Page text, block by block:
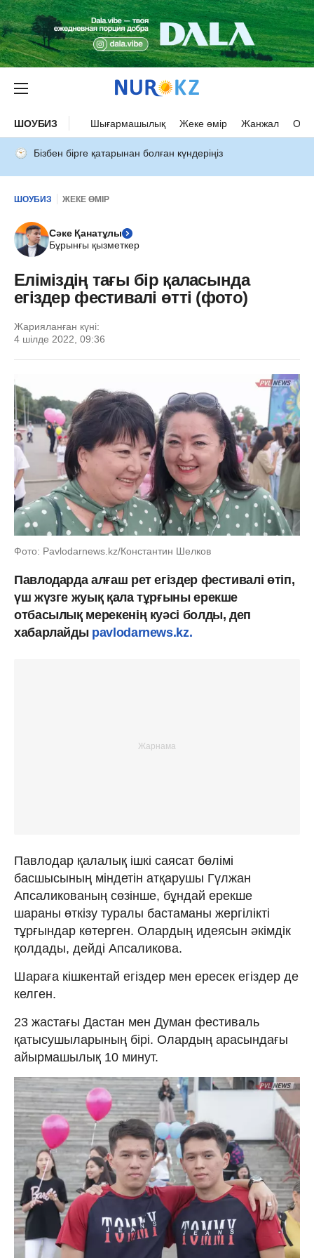
ШОУБИЗ Шығармашылық Жеке өмір Жанжал
Бізбен бірге қатарынан болған күндеріңіз
ШОУБИЗ ЖЕКЕ ӨМІР
Сәке Қанатұлы
Бұрынғы қызметкер
Еліміздің тағы бір қаласында
егіздер фестивалі өтті (фото)
Жарияланған күні:
4 шілде 2022, 09:36
Фото: Pavlodarnews.kz/Константин Шелков
Павлодарда алғаш рет егіздер фестивалі өтіп,
үш жүзге жуық қала тұрғыны ерекше
отбасылық мерекенің куәсі болды, деп
хабарлайды pavlodarnews.kz.
Павлодар қалалық ішкі саясат бөлімі
басшысының міндетін атқарушы Гүлжан
Апсаликованың сөзінше, бұндай ерекше
шараны өткізу туралы бастаманы жергілікті
тұрғындар көтерген. Олардың идеясын әкімдік
қолдады, дейді Апсаликова.
Шараға кішкентай егіздер мен ересек егіздер де
келген.
23 жастағы Дастан мен Думан фестиваль
қатысушыларының бірі. Олардың арасындағы
айырмашылық 10 минут.